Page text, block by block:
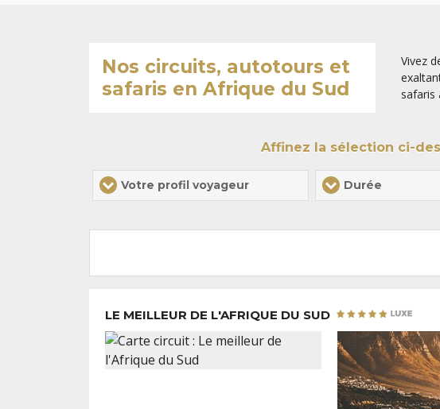
Nos circuits, autotours et
safaris en Afrique du Sud
Vivez
safaris
Affinez la sélection ci-
Votre profil voyageur Durée
LE MEILLEUR DE L'AFRIQUE DU SUD